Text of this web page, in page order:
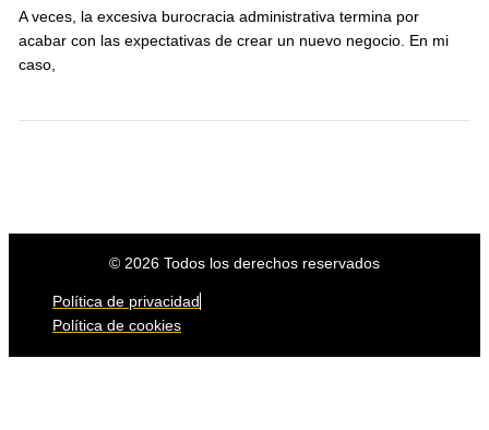
A veces, la excesiva burocracia administrativa termina por
acabar con las expectativas de crear un nuevo negocio. En mi
caso,
© 2026 Todos los derechos reservados
Política de privacidad
Política de cookies